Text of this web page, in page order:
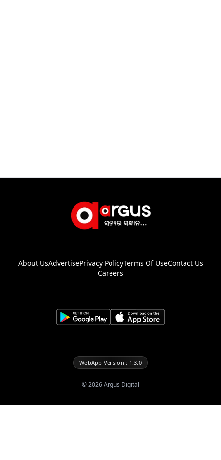
About UsAdvertisePrivacy PolicyTerms Of UseContact Us
Careers
WebApp Version : 1.3.0
©2026Argus Digital